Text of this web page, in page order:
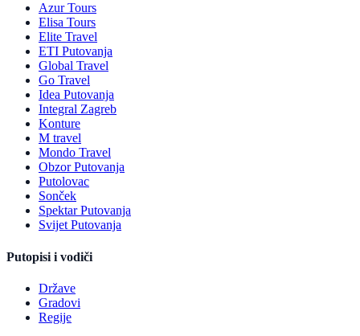
Azur Tours
Elisa Tours
Elite Travel
ETI Putovanja
Global Travel
Go Travel
Idea Putovanja
Integral Zagreb
Konture
M travel
Mondo Travel
Obzor Putovanja
Putolovac
Sonček
Spektar Putovanja
Svijet Putovanja
Putopisi i vodiči
Države
Gradovi
Regije